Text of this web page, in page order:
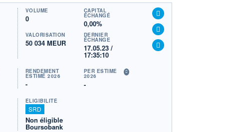
VOLUME
0
CAPITAL
ÉCHANGÉ
0,00%
VALORISATION
50 034 MEUR
DERNIER
ÉCHANGE
17.05.23 /
17:35:10
RENDEMENT
ESTIMÉ 2026
-
PER ESTIMÉ
2026
-
ÉLIGIBILITÉ
SRD
Non éligible
Boursobank